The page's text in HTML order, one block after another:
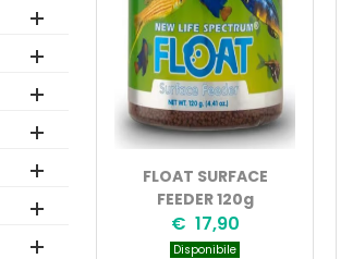
FLOAT SURFACE
FEEDER 120g
€ 17,90
Disponibile